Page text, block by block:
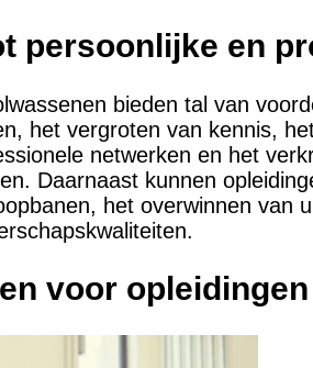
persoonlijke en
bieden tal van
het vergroten van kennis,
netwerken en het
Daarnaast kunnen
het overwinnen van
voor